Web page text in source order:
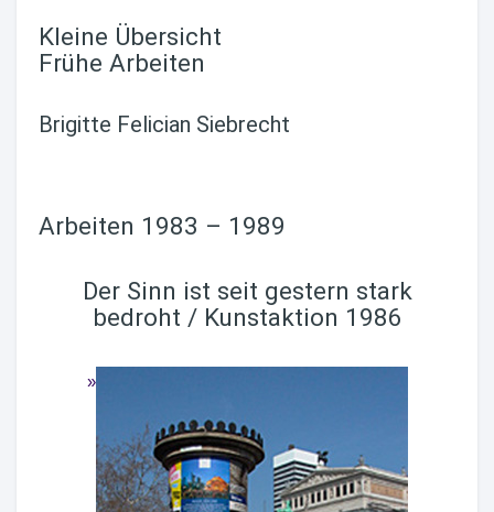
Kleine Übersicht
Frühe Arbeiten
Brigitte Felician Siebrecht
Arbeiten 1983 – 1989
Der Sinn ist seit gestern stark
bedroht / Kunstaktion 1986